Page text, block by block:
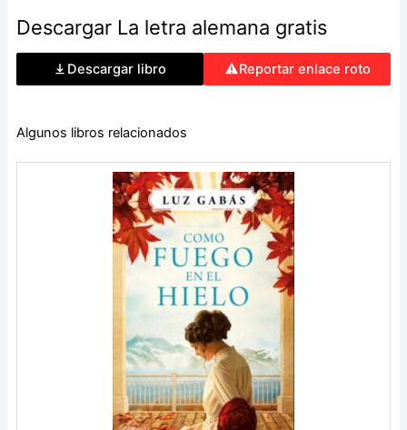
Descargar La letra alemana gratis
Descargar libro Reportar enlace roto
Algunos libros relacionados